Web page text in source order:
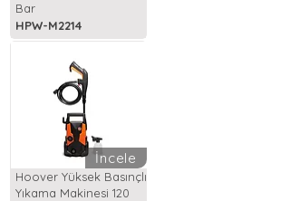
Bar
HPW-M2214
İncele
Hoover Yüksek Basınçlı
Yıkama Makinesi 120